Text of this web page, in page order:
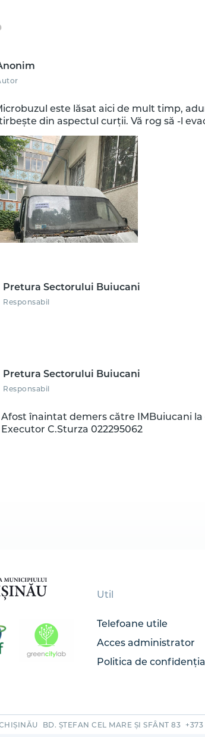
este lăsat aici de mult timp,
din aspectul curții. Vă rog să -l
Pretura Sectorului Buiucani
Responsabil
Pretura Sectorului Buiucani
Responsabil
Afost înaintat demers către IMBuiucani la
Executor C.Sturza 022295062
Util
Telefoane utile
Acces administrator
Politica de
BD. ȘTEFAN CEL MARE ȘI SFÂNT 83 +373